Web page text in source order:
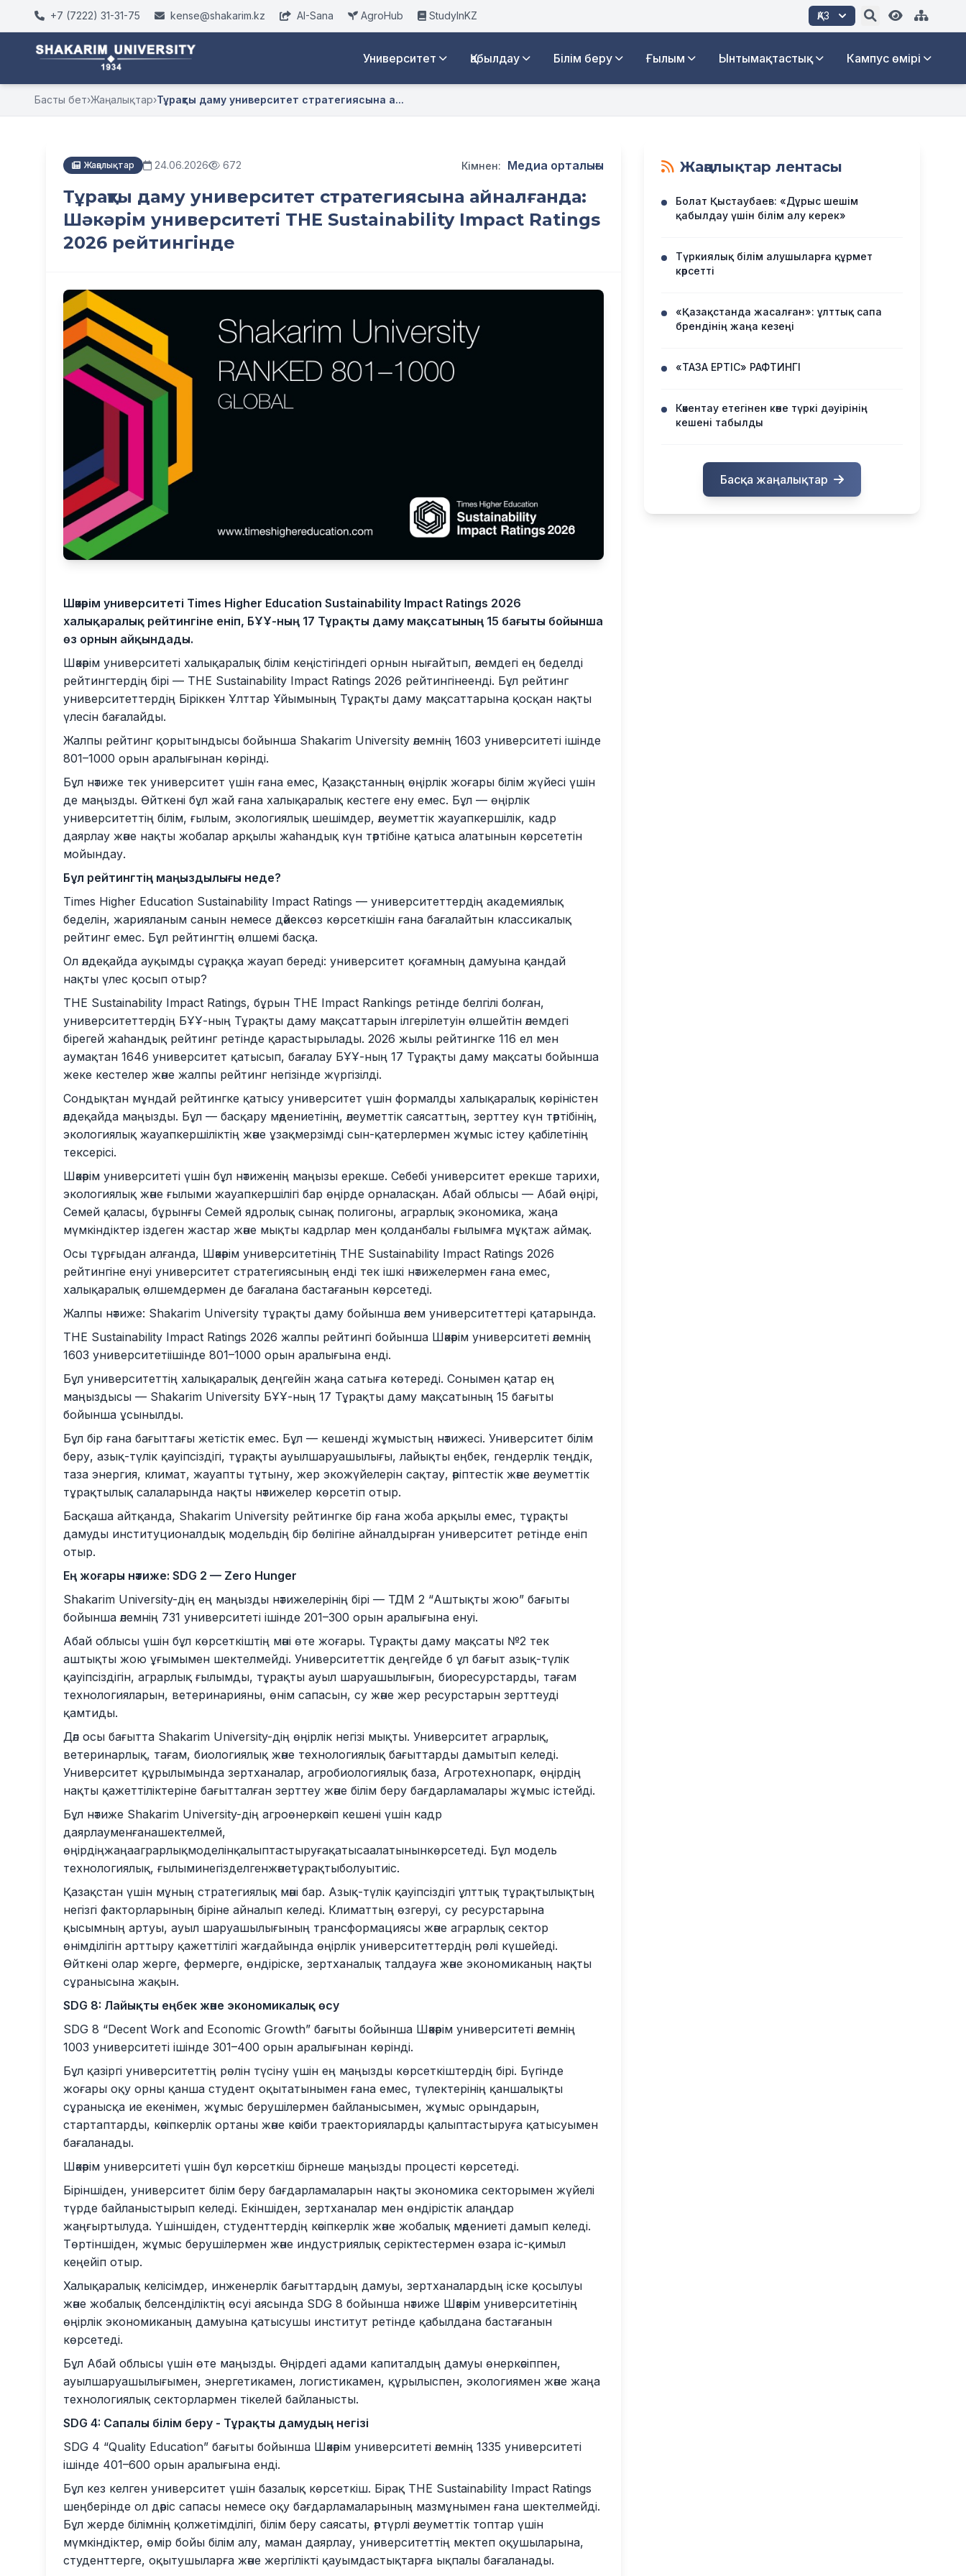
+7 (7222) 31-31-75 kense@shakarim.kz AI-Sana AgroHub StudyInKZ ҚАЗ
Университет Қабылдау Білім беру Ғылым Ынтымақтастық Кампус өмірі
Басты бет›Жаңалықтар›Тұрақты даму университет стратегиясына а...
Жаңалықтар 24.06.2026 672 Кімнен: Медиа орталығы
Тұрақты даму университет стратегиясына айналғанда:
Шәкәрім университеті THE Sustainability Impact Ratings
2026 рейтингінде
Шәкәрім университеті Times Higher Education Sustainability Impact Ratings 2026
халықаралық рейтингіне еніп, БҰҰ-ның 17 Тұрақты даму мақсатының 15 бағыты бойынша
өз орнын айқындады.
Шәкәрім университеті халықаралық білім кеңістігіндегі орнын нығайтып, әлемдегі ең беделді
рейтингтердің бірі — THE Sustainability Impact Ratings 2026 рейтингінеенді. Бұл рейтинг
университеттердің Біріккен Ұлттар Ұйымының Тұрақты даму мақсаттарына қосқан нақты
үлесін бағалайды.
Жалпы рейтинг қорытындысы бойынша Shakarim University әлемнің 1603 университеті ішінде
801–1000 орын аралығынан көрінді.
Бұл нәтиже тек университет үшін ғана емес, Қазақстанның өңірлік жоғары білім жүйесі үшін
де маңызды. Өйткені бұл жай ғана халықаралық кестеге ену емес. Бұл — өңірлік
университеттің білім, ғылым, экологиялық шешімдер, әлеуметтік жауапкершілік, кадр
даярлау және нақты жобалар арқылы жаһандық күн тәртібіне қатыса алатынын көрсететін
мойындау.
Бұл рейтингтің маңыздылығы неде?
Times Higher Education Sustainability Impact Ratings — университеттердің академиялық
беделін, жарияланым санын немесе дәйексөз көрсеткішін ғана бағалайтын классикалық
рейтинг емес. Бұл рейтингтің өлшемі басқа.
Ол әлдеқайда ауқымды сұраққа жауап береді: университет қоғамның дамуына қандай
нақты үлес қосып отыр?
THE Sustainability Impact Ratings, бұрын THE Impact Rankings ретінде белгілі болған,
университеттердің БҰҰ-ның Тұрақты даму мақсаттарын ілгерілетуін өлшейтін әлемдегі
бірегей жаһандық рейтинг ретінде қарастырылады. 2026 жылы рейтингке 116 ел мен
аумақтан 1646 университет қатысып, бағалау БҰҰ-ның 17 Тұрақты даму мақсаты бойынша
жеке кестелер және жалпы рейтинг негізінде жүргізілді.
Сондықтан мұндай рейтингке қатысу университет үшін формалды халықаралық көріністен
әлдеқайда маңызды. Бұл — басқару мәдениетінің, әлеуметтік саясаттың, зерттеу күн тәртібінің,
экологиялық жауапкершіліктің және ұзақмерзімді сын-қатерлермен жұмыс істеу қабілетінің
тексерісі.
Шәкәрім университеті үшін бұл нәтиженің маңызы ерекше. Себебі университет ерекше тарихи,
экологиялық және ғылыми жауапкершілігі бар өңірде орналасқан. Абай облысы — Абай өңірі,
Семей қаласы, бұрынғы Семей ядролық сынақ полигоны, аграрлық экономика, жаңа
мүмкіндіктер іздеген жастар және мықты кадрлар мен қолданбалы ғылымға мұқтаж аймақ.
Осы тұрғыдан алғанда, Шәкәрім университетінің THE Sustainability Impact Ratings 2026
рейтингіне енуі университет стратегиясының енді тек ішкі нәтижелермен ғана емес,
халықаралық өлшемдермен де бағалана бастағанын көрсетеді.
Жалпы нәтиже: Shakarim University тұрақты даму бойынша әлем университеттері қатарында.
THE Sustainability Impact Ratings 2026 жалпы рейтингі бойынша Шәкәрім университеті әлемнің
1603 университетіішінде 801–1000 орын аралығына енді.
Бұл университеттің халықаралық деңгейін жаңа сатыға көтереді. Сонымен қатар ең
маңыздысы — Shakarim University БҰҰ-ның 17 Тұрақты даму мақсатының 15 бағыты
бойынша ұсынылды.
Бұл бір ғана бағыттағы жетістік емес. Бұл — кешенді жұмыстың нәтижесі. Университет білім
беру, азық-түлік қауіпсіздігі, тұрақты ауылшаруашылығы, лайықты еңбек, гендерлік теңдік,
таза энергия, климат, жауапты тұтыну, жер экожүйелерін сақтау, әріптестік және әлеуметтік
тұрақтылық салаларында нақты нәтижелер көрсетіп отыр.
Басқаша айтқанда, Shakarim University рейтингке бір ғана жоба арқылы емес, тұрақты
дамуды институционалдық модельдің бір бөлігіне айналдырған университет ретінде еніп
отыр.
Ең жоғары нәтиже: SDG 2 — Zero Hunger
Shakarim University-дің ең маңызды нәтижелерінің бірі — ТДМ 2 “Аштықты жою” бағыты
бойынша әлемнің 731 университеті ішінде 201–300 орын аралығына енуі.
Абай облысы үшін бұл көрсеткіштің мәні өте жоғары. Тұрақты даму мақсаты №2 тек
аштықты жою ұғымымен шектелмейді. Университеттік деңгейде б ұл бағыт азық-түлік
қауіпсіздігін, аграрлық ғылымды, тұрақты ауыл шаруашылығын, биоресурстарды, тағам
технологияларын, ветеринарияны, өнім сапасын, су және жер ресурстарын зерттеуді
қамтиды.
Дәл осы бағытта Shakarim University-дің өңірлік негізі мықты. Университет аграрлық,
ветеринарлық, тағам, биологиялық және технологиялық бағыттарды дамытып келеді.
Университет құрылымында зертханалар, агробиологиялық база, Агротехнопарк, өңірдің
нақты қажеттіліктеріне бағытталған зерттеу және білім беру бағдарламалары жұмыс істейді.
Бұл нәтиже Shakarim University-дің агроөнеркәсіп кешені үшін кадр
даярлауменғанашектелмей,
өңірдіңжаңааграрлықмоделінқалыптастыруғақатысаалатынынкөрсетеді. Бұл модель
технологиялық, ғылыминегізделгенжәнетұрақтыболуытиіс.
Қазақстан үшін мұның стратегиялық мәні бар. Азық-түлік қауіпсіздігі ұлттық тұрақтылықтың
негізгі факторларының біріне айналып келеді. Климаттың өзгеруі, су ресурстарына
қысымның артуы, ауыл шаруашылығының трансформациясы және аграрлық сектор
өнімділігін арттыру қажеттілігі жағдайында өңірлік университеттердің рөлі күшейеді.
Өйткені олар жерге, фермерге, өндіріске, зертханалық талдауға және экономиканың нақты
сұранысына жақын.
SDG 8: Лайықты еңбек және экономикалық өсу
SDG 8 “Decent Work and Economic Growth” бағыты бойынша Шәкәрім университеті әлемнің
1003 университеті ішінде 301–400 орын аралығынан көрінді.
Бұл қазіргі университеттің рөлін түсіну үшін ең маңызды көрсеткіштердің бірі. Бүгінде
жоғары оқу орны қанша студент оқытатынымен ғана емес, түлектерінің қаншалықты
сұранысқа ие екенімен, жұмыс берушілермен байланысымен, жұмыс орындарын,
стартаптарды, кәсіпкерлік ортаны және кәсіби траекторияларды қалыптастыруға қатысуымен
бағаланады.
Шәкәрім университеті үшін бұл көрсеткіш бірнеше маңызды процесті көрсетеді.
Біріншіден, университет білім беру бағдарламаларын нақты экономика секторымен жүйелі
түрде байланыстырып келеді. Екіншіден, зертханалар мен өндірістік алаңдар
жаңғыртылуда. Үшіншіден, студенттердің кәсіпкерлік және жобалық мәдениеті дамып келеді.
Төртіншіден, жұмыс берушілермен және индустриялық серіктестермен өзара іс-қимыл
кеңейіп отыр.
Халықаралық келісімдер, инженерлік бағыттардың дамуы, зертханалардың іске қосылуы
және жобалық белсенділіктің өсуі аясында SDG 8 бойынша нәтиже Шәкәрім университетінің
өңірлік экономиканың дамуына қатысушы институт ретінде қабылдана бастағанын
көрсетеді.
Бұл Абай облысы үшін өте маңызды. Өңірдегі адами капиталдың дамуы өнеркәсіппен,
ауылшаруашылығымен, энергетикамен, логистикамен, құрылыспен, экологиямен және жаңа
технологиялық секторлармен тікелей байланысты.
SDG 4: Сапалы білім беру - Тұрақты дамудың негізі
SDG 4 “Quality Education” бағыты бойынша Шәкәрім университеті әлемнің 1335 университеті
ішінде 401–600 орын аралығына енді.
Бұл кез келген университет үшін базалық көрсеткіш. Бірақ THE Sustainability Impact Ratings
шеңберінде ол дәріс сапасы немесе оқу бағдарламаларының мазмұнымен ғана шектелмейді.
Бұл жерде білімнің қолжетімділігі, білім беру саясаты, әртүрлі әлеуметтік топтар үшін
мүмкіндіктер, өмір бойы білім алу, маман даярлау, университеттің мектеп оқушыларына,
студенттерге, оқытушыларға және жергілікті қауымдастықтарға ықпалы бағаланады.
Жаңалықтар лентасы
Болат Қыстаубаев: «Дұрыс шешім
қабылдау үшін білім алу керек»
Түркиялық білім алушыларға құрмет
көрсетті
«Қазақстанда жасалған»: ұлттық сапа
брендінің жаңа кезеңі
«ТАЗА ЕРТІС» РАФТИНГІ
Көкентау етегінен көне түркі дәуірінің
кешені табылды
Басқа жаңалықтар